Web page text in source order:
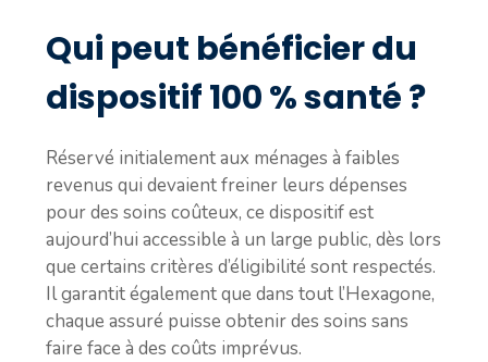
Qui peut bénéficier du
dispositif 100 % santé ?
Réservé initialement aux ménages à faibles
revenus qui devaient freiner leurs dépenses
pour des soins coûteux, ce dispositif est
aujourd’hui accessible à un large public, dès lors
que certains critères d’éligibilité sont respectés.
Il garantit également que dans tout l’Hexagone,
chaque assuré puisse obtenir des soins sans
faire face à des coûts imprévus.